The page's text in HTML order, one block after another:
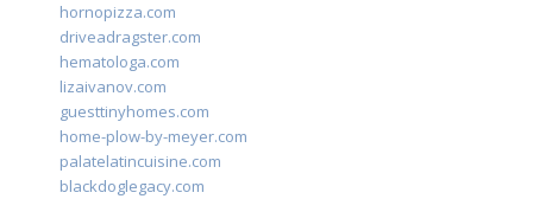
hornopizza.com
driveadragster.com
hematologa.com
lizaivanov.com
guesttinyhomes.com
home-plow-by-meyer.com
palatelatincuisine.com
blackdoglegacy.com